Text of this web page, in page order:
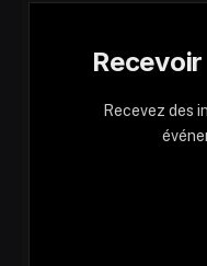
Recevez des